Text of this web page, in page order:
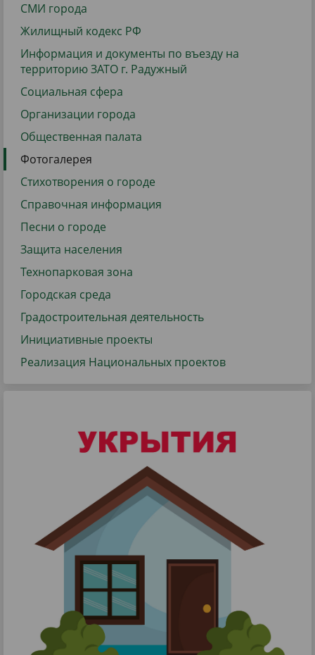
СМИ города
Жилищный кодекс РФ
Информация и документы по въезду на
территорию ЗАТО г. Радужный
Социальная сфера
Организации города
Общественная палата
Фотогалерея
Стихотворения о городе
Справочная информация
Песни о городе
Защита населения
Технопарковая зона
Городская среда
Градостроительная деятельность
Инициативные проекты
Реализация Национальных проектов